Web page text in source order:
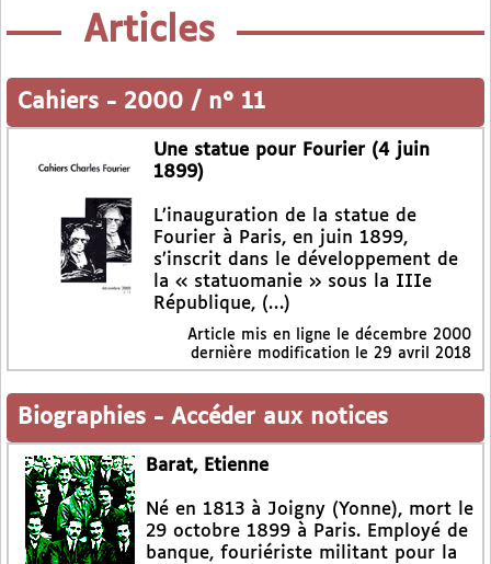
Articles
Cahiers - 2000 / n° 11
Une statue pour Fourier (4 juin
1899)
L’inauguration de la statue de
Fourier à Paris, en juin 1899,
s’inscrit dans le développement de
la « statuomanie » sous la IIIe
République, (…)
Article mis en ligne le décembre 2000
dernière modification le 29 avril 2018
Biographies - Accéder aux notices
Barat, Etienne
Né en 1813 à Joigny (Yonne), mort le
29 octobre 1899 à Paris. Employé de
banque, fouriériste militant pour la